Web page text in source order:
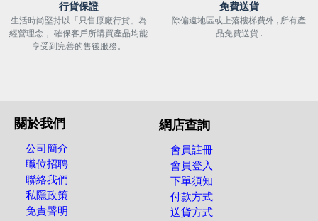
行貨保證
生活時尚堅持以「只售原廠行貨」為
經營理念， 確保客戶所購買產品均能
享受到完善的售後服務。
免費送貨
除偏遠地區或上落樓梯費外 , 所有產
品免費送貨 .
關於我們
公司簡介
職位招聘
聯絡我們
私隱政策
免責聲明
網店查詢
會員註冊
會員登入
下單須知
付款方式
送貨方式